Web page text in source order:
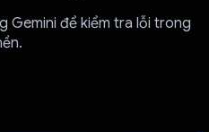
Gemini để kiểm tra lỗi trong